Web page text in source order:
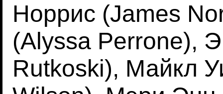
Норрис (James
(Alyssa Perrone),
Rutkoski), Майкл